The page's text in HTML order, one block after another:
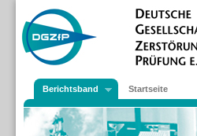
Berichtsband Startseite